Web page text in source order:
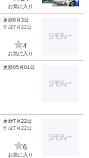
お気に入り
更新8月3日
作成7月22日
4
お気に入り
更新05月01日
更新7月22日
作成7月22日
6
お気に入り